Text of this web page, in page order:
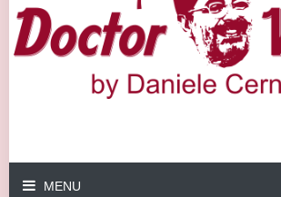
MENU